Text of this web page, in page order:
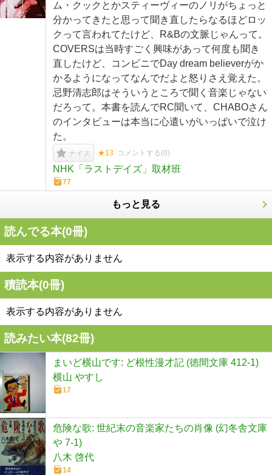
ム・クックとかスティーヴィーのノリがちょっと
分かってきたと思って聞き直したらなるほどロッ
クって言われてたけど、R&Bの文脈じゃんって。
COVERSは当時すごく興味があって何度も聞き
直したけど、コンビニでDay dream believerがか
かるようになってなんでだよと怒りさえ覚えた。
忌野清志郎はそういうところで聞く音楽じゃない
だろって。本書を読んでRC聞いて、CHABOさん
のインタビューは本当に心遣いがいっぱいで泣け
た。
ナイス ★13 コメントする(0)
NHK「ラストデイズ」取材班
77
もっと見る
読んでる本(0冊)
表示する内容がありません
積読本(0冊)
表示する内容がありません
読みたい本(82冊)
まいど横山です: ど根性漫才記 (徳間文庫 412-1)
横山 やすし
17
危険な歌: 世紀末の音楽家たちの肖像 (幻冬舎文庫
や 7-1)
八木 啓代
14